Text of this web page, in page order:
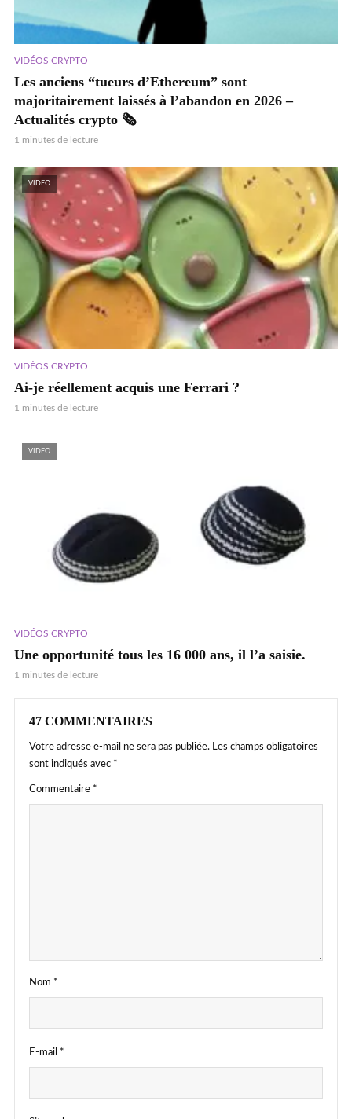
VIDÉOS CRYPTO
Les anciens “tueurs d’Ethereum” sont
majoritairement laissés à l’abandon en 2026 –
Actualités crypto 🗞️
1 minutes de lecture
VIDEO
VIDÉOS CRYPTO
Ai-je réellement acquis une Ferrari ?
1 minutes de lecture
VIDEO
VIDÉOS CRYPTO
Une opportunité tous les 16 000 ans, il l’a saisie.
1 minutes de lecture
47 COMMENTAIRES
Votre adresse e-mail ne sera pas publiée. Les champs obligatoires
sont indiqués avec *
Commentaire *
Nom *
E-mail *